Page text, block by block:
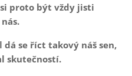
proto být vždy jisti
se říct takový náš sen,
skutečností.